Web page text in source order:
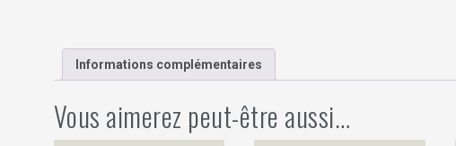
Informations complémentaires
Vous aimerez peut-être aussi…